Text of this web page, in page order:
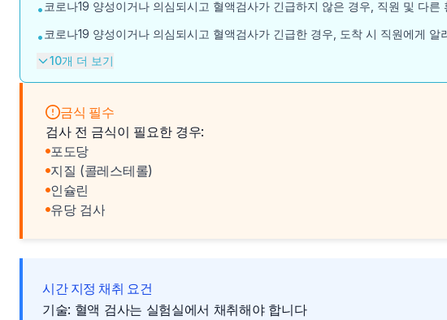
• 코로나19 양성이거나 의심되시고 혈액검사가 긴급하지 않은 경우, 직원 및 다
• 코로나19 양성이거나 의심되시고 혈액검사가 긴급한 경우, 도착 시 직원에게
10개 더 보기
금식 필수
검사 전 금식이 필요한 경우:
포도당
지질 (콜레스테롤)
인슐린
유당 검사
시간 지정 채취 요건
기술: 혈액 검사는 실험실에서 채취해야 합니다